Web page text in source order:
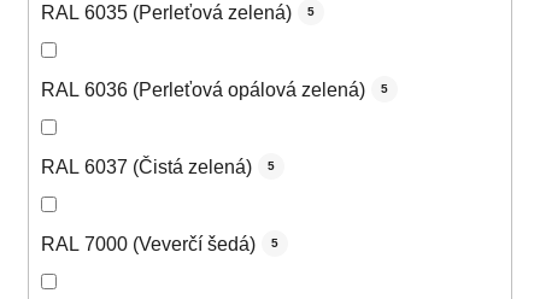
RAL 6035 (Perleťová zelená) 5
RAL 6036 (Perleťová opálová zelená) 5
RAL 6037 (Čistá zelená) 5
RAL 7000 (Veverčí šedá) 5